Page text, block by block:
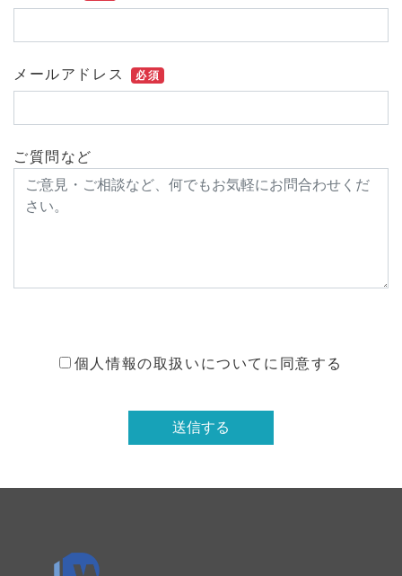
メールアドレス 必須
ご質問など
個人情報の取扱いについてに同意する
送信する